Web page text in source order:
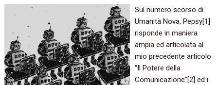
Sul numero scorso di
Umanità Nova, Pepsy[1]
risponde in maniera
ampia ed articolata al
mio precedente articolo
“Il Potere della
Comunicazione”[2] ed i